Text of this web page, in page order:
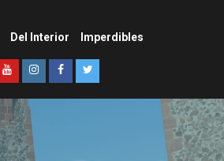
Del Interior Imperdibles